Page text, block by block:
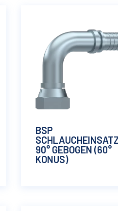
BSP
SCHLAUCHEINSATZ
90° GEBOGEN (60°
KONUS)